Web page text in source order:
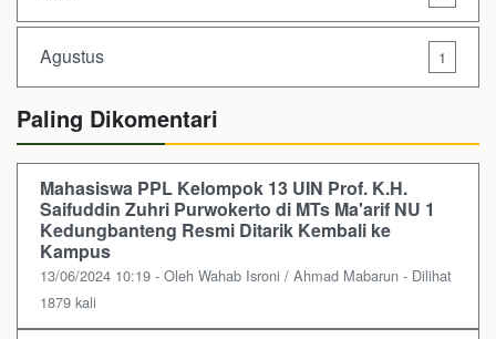
Agustus 1
Paling Dikomentari
Mahasiswa PPL Kelompok 13 UIN Prof. K.H.
Saifuddin Zuhri Purwokerto di MTs Ma'arif NU 1
Kedungbanteng Resmi Ditarik Kembali ke
Kampus
13/06/2024 10:19 - Oleh Wahab Isroni / Ahmad Mabarun - Dilihat
1879 kali